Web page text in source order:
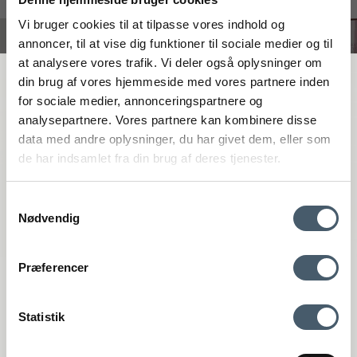
Vi bruger cookies til at tilpasse vores indhold og
annoncer, til at vise dig funktioner til sociale medier og til
at analysere vores trafik. Vi deler også oplysninger om
din brug af vores hjemmeside med vores partnere inden
for sociale medier, annonceringspartnere og
analysepartnere. Vores partnere kan kombinere disse
data med andre oplysninger, du har givet dem, eller som
de har indsamlet fra din brug af deres tjenester.
Nødvendig
Præferencer
Statistik
#interiorshop
Løsning
FÅ 20 % RABATT
Få 20 % rabatt genom att prenumerera på vårt nyhetsbrev. *Din rabatt
kan inte användas på redan nedsatta varor eller produkter från
Rocket.
Genom att anmäla dig till vårt nyhetsbrev godkänner du att få vårt